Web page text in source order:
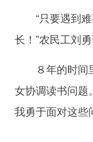
“只要遇到难
长！”农民工刘勇
８年的时间里
女协调读书问题
我勇于面对这些